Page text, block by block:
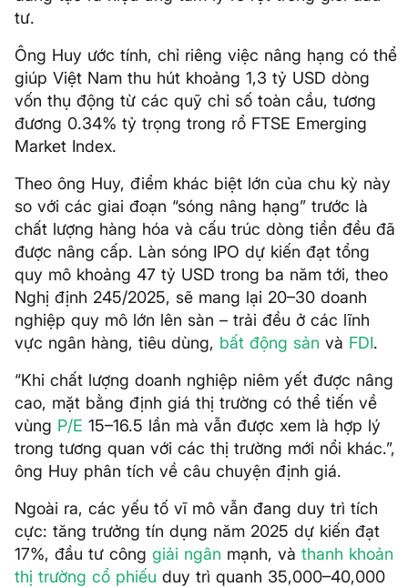
tư.
Ông Huy ước tính, chỉ riêng việc nâng hạng có thể
giúp Việt Nam thu hút khoảng 1,3 tỷ USD dòng
vốn thụ động từ các quỹ chỉ số toàn cầu, tương
đương 0.34% tỷ trọng trong rổ FTSE Emerging
Market Index.
Theo ông Huy, điểm khác biệt lớn của chu kỳ này
so với các giai đoạn “sóng nâng hạng” trước là
chất lượng hàng hóa và cấu trúc dòng tiền đều đã
được nâng cấp. Làn sóng IPO dự kiến đạt tổng
quy mô khoảng 47 tỷ USD trong ba năm tới, theo
Nghị định 245/2025, sẽ mang lại 20–30 doanh
nghiệp quy mô lớn lên sàn – trải đều ở các lĩnh
vực ngân hàng, tiêu dùng, bất động sản và FDI.
“Khi chất lượng doanh nghiệp niêm yết được nâng
cao, mặt bằng định giá thị trường có thể tiến về
vùng P/E 15–16.5 lần mà vẫn được xem là hợp lý
trong tương quan với các thị trường mới nổi khác.”,
ông Huy phân tích về câu chuyện định giá.
Ngoài ra, các yếu tố vĩ mô vẫn đang duy trì tích
cực: tăng trưởng tín dụng năm 2025 dự kiến đạt
17%, đầu tư công giải ngân mạnh, và thanh khoản
thị trường cổ phiếu duy trì quanh 35,000–40,000